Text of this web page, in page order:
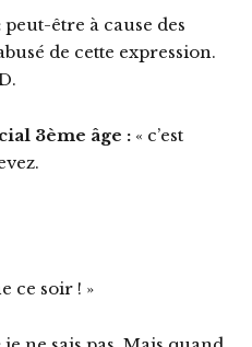
peut-être à cause des
de cette expression.
3ème âge : « c’est
ce soir ! »